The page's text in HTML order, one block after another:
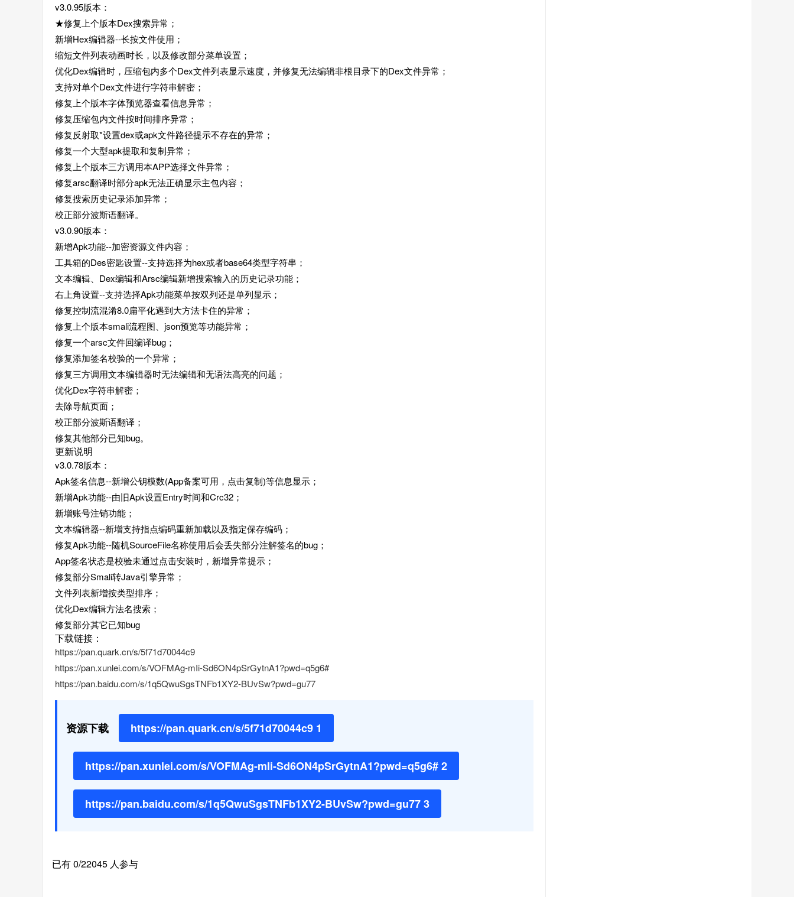
v3.0.95版本：
★修复上个版本Dex搜索异常；
新增Hex编辑器--长按文件使用；
缩短文件列表动画时长，以及修改部分菜单设置；
优化Dex编辑时，压缩包内多个Dex文件列表显示速度，并修复无法编辑非根目录下的Dex文件异常；
支持对单个Dex文件进行字符串解密；
修复上个版本字体预览器查看信息异常；
修复压缩包内文件按时间排序异常；
修复反射取*设置dex或apk文件路径提示不存在的异常；
修复一个大型apk提取和复制异常；
修复上个版本三方调用本APP选择文件异常；
修复arsc翻译时部分apk无法正确显示主包内容；
修复搜索历史记录添加异常；
校正部分波斯语翻译。
v3.0.90版本：
新增Apk功能--加密资源文件内容；
工具箱的Des密匙设置--支持选择为hex或者base64类型字符串；
文本编辑、Dex编辑和Arsc编辑新增搜索输入的历史记录功能；
右上角设置--支持选择Apk功能菜单按双列还是单列显示；
修复控制流混淆8.0扁平化遇到大方法卡住的异常；
修复上个版本smali流程图、json预览等功能异常；
修复一个arsc文件回编译bug；
修复添加签名校验的一个异常；
修复三方调用文本编辑器时无法编辑和无语法高亮的问题；
优化Dex字符串解密；
去除导航页面；
校正部分波斯语翻译；
修复其他部分已知bug。
更新说明
v3.0.78版本：
Apk签名信息--新增公钥模数(App备案可用，点击复制)等信息显示；
新增Apk功能--由旧Apk设置Entry时间和Crc32；
新增账号注销功能；
文本编辑器--新增支持指点编码重新加载以及指定保存编码；
修复Apk功能--随机SourceFile名称使用后会丢失部分注解签名的bug；
App签名状态是校验未通过点击安装时，新增异常提示；
修复部分Smali转Java引擎异常；
文件列表新增按类型排序；
优化Dex编辑方法名搜索；
修复部分其它已知bug
下载链接：
https://pan.quark.cn/s/5f71d70044c9
https://pan.xunlei.com/s/VOFMAg-mIi-Sd6ON4pSrGytnA1?pwd=q5g6#
https://pan.baidu.com/s/1q5QwuSgsTNFb1XY2-BUvSw?pwd=gu77
资源下载 https://pan.quark.cn/s/5f71d70044c9 1
https://pan.xunlei.com/s/VOFMAg-mIi-Sd6ON4pSrGytnA1?pwd=q5g6# 2
https://pan.baidu.com/s/1q5QwuSgsTNFb1XY2-BUvSw?pwd=gu77 3
已有 0/22045 人参与